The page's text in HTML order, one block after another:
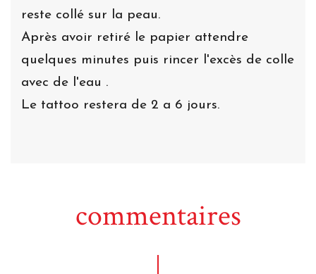
reste collé sur la peau.
Après avoir retiré le papier attendre
quelques minutes puis rincer l'excès de colle
avec de l'eau .
Le tattoo restera de 2 a 6 jours.
commentaires